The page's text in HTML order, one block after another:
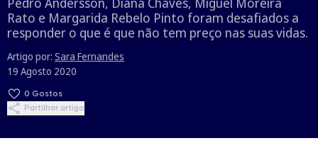
Rato e Margarida Rebelo Pinto foram desafiados a
responder o que é que não tem preço nas suas vidas.
Artigo por: Sara Fernandes
19 Agosto 2020
0 Gostos
Partilhar artigo